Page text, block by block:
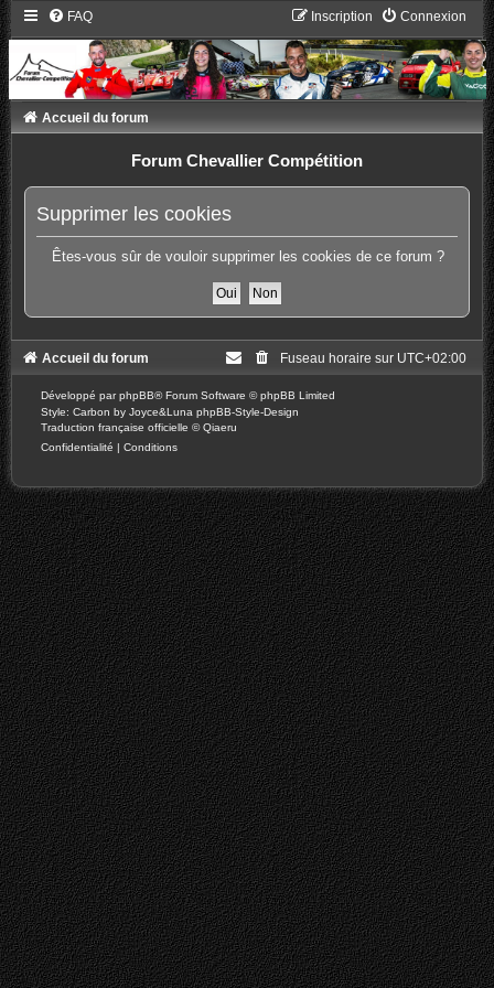
FAQ Connexion
Inscription
Accueil du forum
Forum Chevallier Compétition
Supprimer les cookies
Êtes-vous sûr de vouloir supprimer les cookies de ce forum ?
Accueil du forum Fuseau horaire sur UTC+02:00
Développé parphpBB® Forum Software © phpBB Limited
Style: Carbon by Joyce&Luna phpBB-Style-Design
Traduction française officielle ©Qiaeru
Confidentialité | Conditions